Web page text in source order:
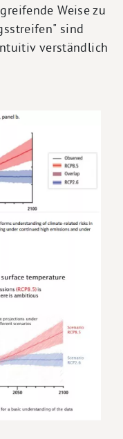
Weise zu
sind
verständlich